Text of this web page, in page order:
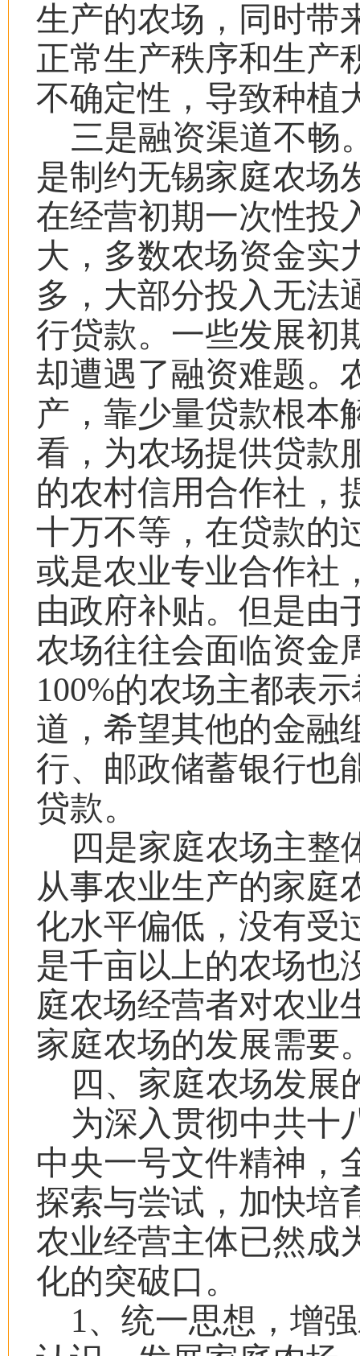
生产的农场，同时带
正常生产秩序和生产
不确定性，导致种植
三是融资渠道不畅
是制约无锡家庭农场
在经营初期一次性投
大，多数农场资金实
多，大部分投入无法
行贷款。一些发展初
却遭遇了融资难题。
产，靠少量贷款根本
看，为农场提供贷款
的农村信用合作社，
十万不等，在贷款的
或是农业专业合作社
由政府补贴。但是由
农场往往会面临资金
100%的农场主都表
道，希望其他的金融
行、邮政储蓄银行也
贷款。
四是家庭农场主整
从事农业生产的家庭
化水平偏低，没有受
是千亩以上的农场也
庭农场经营者对农业
家庭农场的发展需要
四、家庭农场发展
为深入贯彻中共十
中央一号文件精神，
探索与尝试，加快培
农业经营主体已然成
化的突破口。
1、统一思想，增